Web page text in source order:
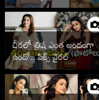
చీరలో త్రిష ఎంత అందంగా
ఉందో.. పిక్స్ వైరల్